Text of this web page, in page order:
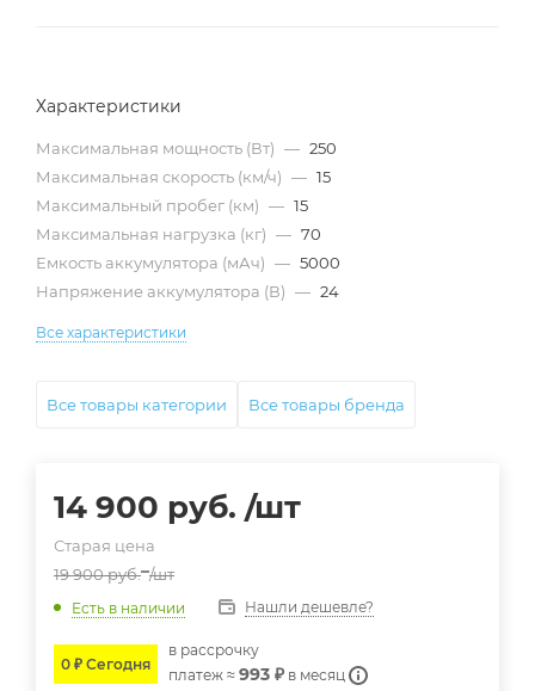
Характеристики
Максимальная мощность (Вт) — 250
Максимальная скорость (км/ч) — 15
Максимальный пробег (км) — 15
Максимальная нагрузка (кг) — 70
Емкость аккумулятора (мАч) — 5000
Напряжение аккумулятора (В) — 24
Все характеристики
Все товары категории Все товары бренда
14 900 руб. /шт
Старая цена
19 900руб. /шт
Есть в наличии Нашли дешевле?
0 ₽ Сегодня
в расcрочку
платеж ≈ 993 ₽ в месяц